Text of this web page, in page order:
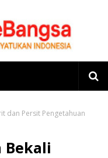
dan Persit Pengetahuan
Bekali